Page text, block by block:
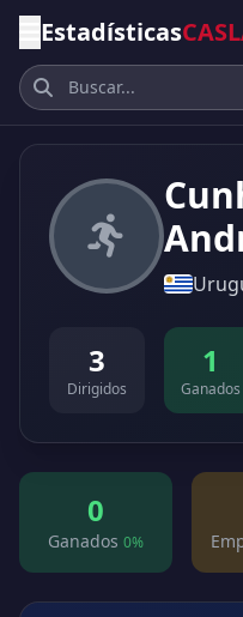
Estadísticas
3
Dirigidos
1
Ganados
0
Ganados 0%